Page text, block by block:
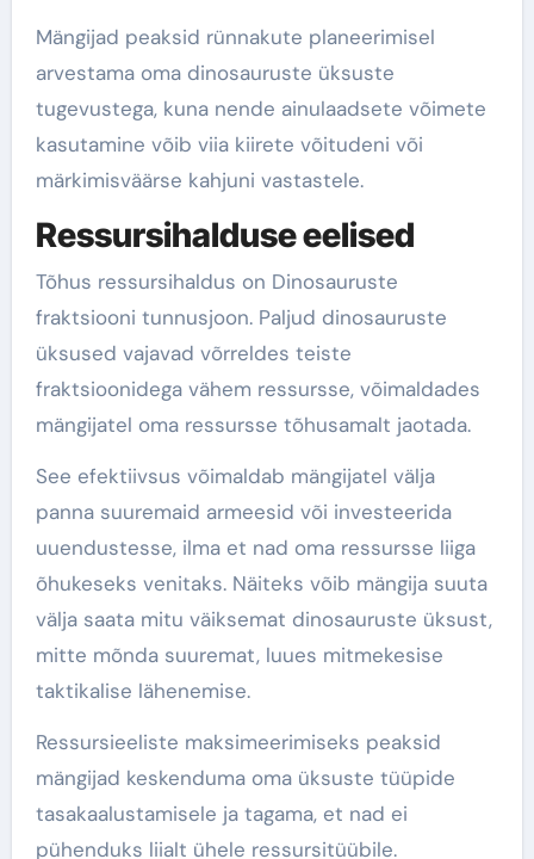
Mängijad peaksid rünnakute planeerimisel
arvestama oma dinosauruste üksuste
tugevustega, kuna nende ainulaadsete võimete
kasutamine võib viia kiirete võitudeni või
märkimisväärse kahjuni vastastele.
Ressursihalduse eelised
Tõhus ressursihaldus on Dinosauruste
fraktsiooni tunnusjoon. Paljud dinosauruste
üksused vajavad võrreldes teiste
fraktsioonidega vähem ressursse, võimaldades
mängijatel oma ressursse tõhusamalt jaotada.
See efektiivsus võimaldab mängijatel välja
panna suuremaid armeesid või investeerida
uuendustesse, ilma et nad oma ressursse liiga
õhukeseks venitaks. Näiteks võib mängija suuta
välja saata mitu väiksemat dinosauruste üksust,
mitte mõnda suuremat, luues mitmekesise
taktikalise lähenemise.
Ressursieeliste maksimeerimiseks peaksid
mängijad keskenduma oma üksuste tüüpide
tasakaalustamisele ja tagama, et nad ei
pühenduks liialt ühele ressursitüübile.